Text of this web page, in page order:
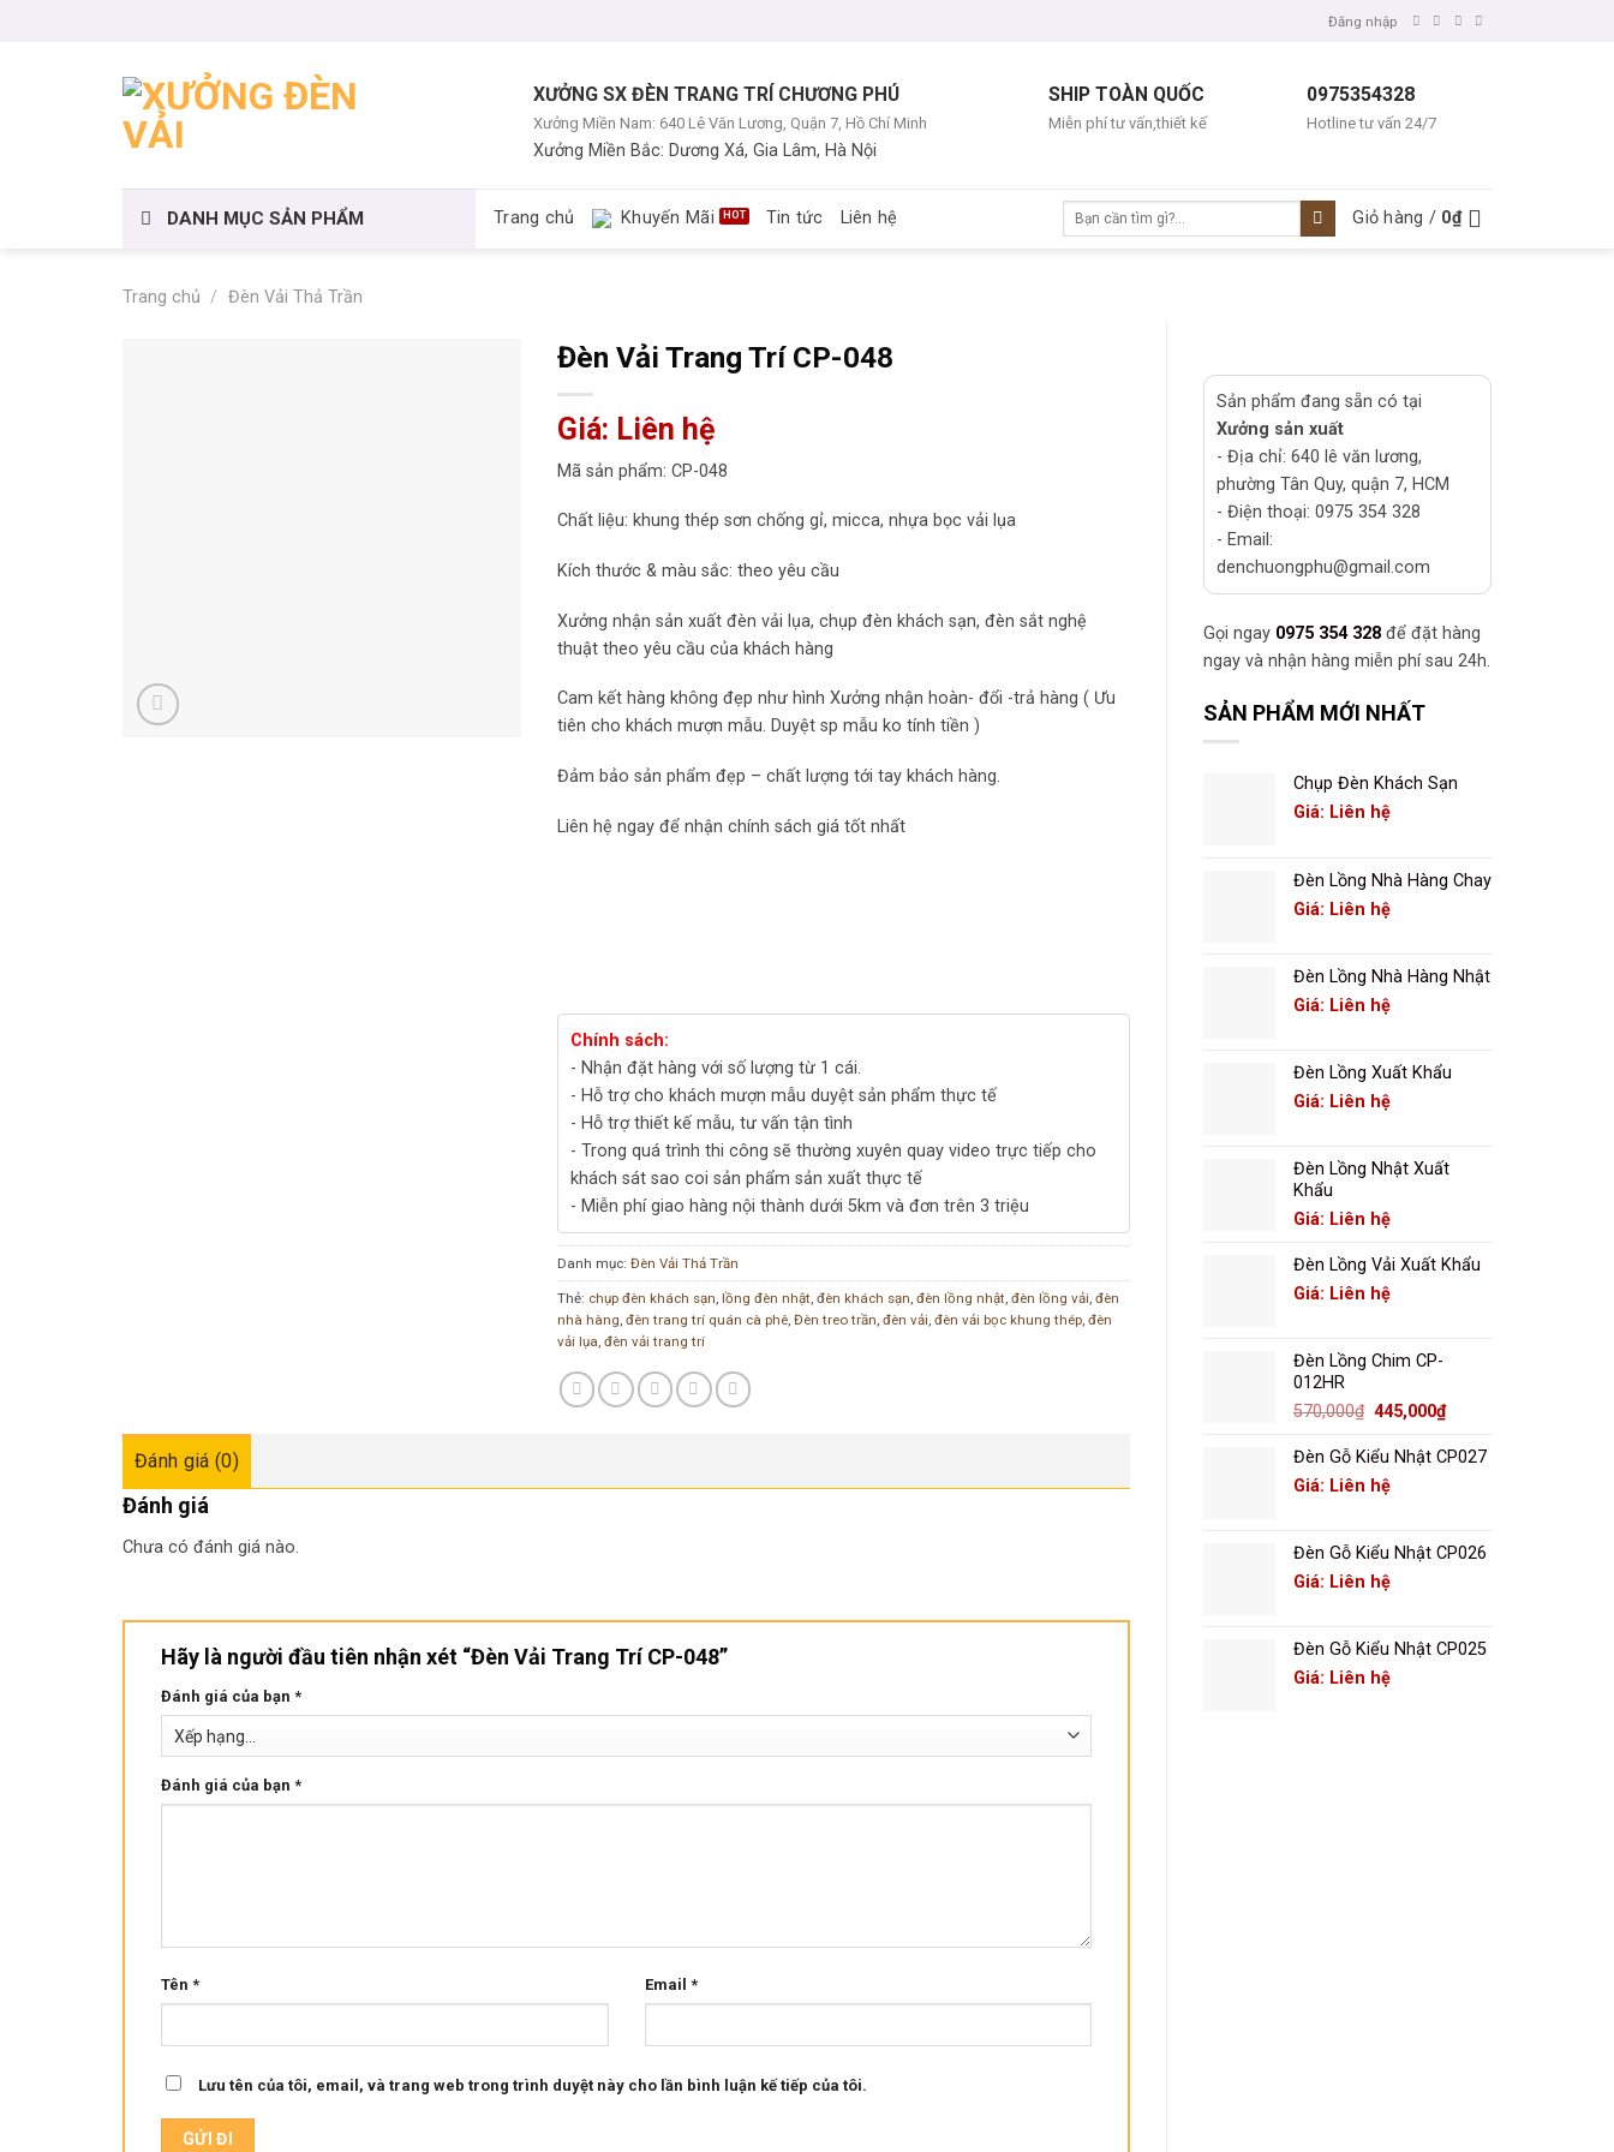
Đăng nhập
XƯỞNG SX ĐÈN TRANG TRÍ CHƯƠNG PHÚ
Xưởng Miền Nam: 640 Lê Văn Lương, Quận 7, Hồ Chí Minh
Xưởng Miền Bắc: Dương Xá, Gia Lâm, Hà Nội
SHIP TOÀN QUỐC
Miễn phí tư vấn,thiết kế
0975354328
Hotline tư vấn 24/7
DANH MỤC SẢN PHẨM Trang chủ Khuyến Mãi Tin tức Liên hệ
Tìm
kiếm:
Giỏ hàng / 0₫
Trang chủ / Đèn Vải Thả Trần
Sản phẩm đang sẵn có tại
Xưởng sản xuất
- Địa chỉ: 640 lê văn lương,
phường Tân Quy, quận 7, HCM
- Điện thoại: 0975 354 328
- Email:
denchuongphu@gmail.com
Gọi ngay 0975 354 328 để đặt hàng
ngay và nhận hàng miễn phí sau 24h.
SẢN PHẨM MỚI NHẤT
Chụp Đèn Khách Sạn
Giá: Liên hệ
Đèn Lồng Nhà Hàng Chay
Giá: Liên hệ
Đèn Lồng Nhà Hàng Nhật
Giá: Liên hệ
Đèn Lồng Xuất Khẩu
Giá: Liên hệ
Đèn Lồng Nhật Xuất
Khẩu
Giá: Liên hệ
Đèn Lồng Vải Xuất Khẩu
Giá: Liên hệ
Đèn Lồng Chim CP-
012HR
570,000₫ Giá
là:
570,000₫.
445,000₫Giá
tại
Đèn Gỗ Kiểu Nhật CP027
Giá: Liên hệ
Đèn Gỗ Kiểu Nhật CP026
Giá: Liên hệ
Đèn Gỗ Kiểu Nhật CP025
Giá: Liên hệ
Đèn Vải Trang Trí CP-048
Giá: Liên hệ
Mã sản phẩm: CP-048
Chất liệu: khung thép sơn chống gỉ, micca, nhựa bọc vải lụa
Kích thước & màu sắc: theo yêu cầu
Xưởng nhận sản xuất đèn vải lụa, chụp đèn khách sạn, đèn sắt nghệ
thuật theo yêu cầu của khách hàng
Cam kết hàng không đẹp như hình Xưởng nhận hoàn- đổi -trả hàng ( Ưu
tiên cho khách mượn mẫu. Duyệt sp mẫu ko tính tiền )
Đảm bảo sản phẩm đẹp – chất lượng tới tay khách hàng.
Liên hệ ngay để nhận chính sách giá tốt nhất
Chính sách:
- Nhận đặt hàng với số lượng từ 1 cái.
- Hỗ trợ cho khách mượn mẫu duyệt sản phẩm thực tế
- Hỗ trợ thiết kế mẫu, tư vấn tận tình
- Trong quá trình thi công sẽ thường xuyên quay video trực tiếp cho
khách sát sao coi sản phẩm sản xuất thực tế
- Miễn phí giao hàng nội thành dưới 5km và đơn trên 3 triệu
Danh mục:Đèn Vải Thả Trần
Thẻ: chụp đèn khách sạn ,lồng đèn nhật ,đèn khách sạn ,đèn lồng nhật ,đèn lồng vải ,đèn
nhà hàng ,đèn trang trí quán cà phê ,Đèn treo trần ,đèn vải ,đèn vải bọc khung thép ,đèn
vải lụa ,đèn vải trang trí
Đánh giá (0)
Đánh giá
Chưa có đánh giá nào.
Hãy là người đầu tiên nhận xét “Đèn Vải Trang Trí CP-048”
Đánh giá của bạn *
Đánh giá của bạn *
Tên * Email *
Lưu tên của tôi, email, và trang web trong trình duyệt này cho lần bình luận kế tiếp của tôi.